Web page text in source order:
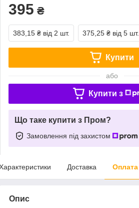
395 ₴
383,15 ₴ від 2 шт. 375,25 ₴ від 5 шт.
Купити
або
Купити з
Що таке купити з Пром?
Замовлення під захистом
Доставка Оплата
Опис